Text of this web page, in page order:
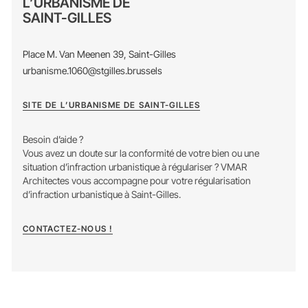
SAINT-GILLES
Place M. Van Meenen 39, Saint-Gilles
urbanisme.1060@stgilles.brussels
SITE DE L’URBANISME DE SAINT-GILLES
Besoin d’aide ?
Vous avez un doute sur la conformité de votre bien ou une
situation d’infraction urbanistique à régulariser ? VMAR
Architectes vous accompagne pour votre régularisation
d’infraction urbanistique à Saint-Gilles.
CONTACTEZ-NOUS !